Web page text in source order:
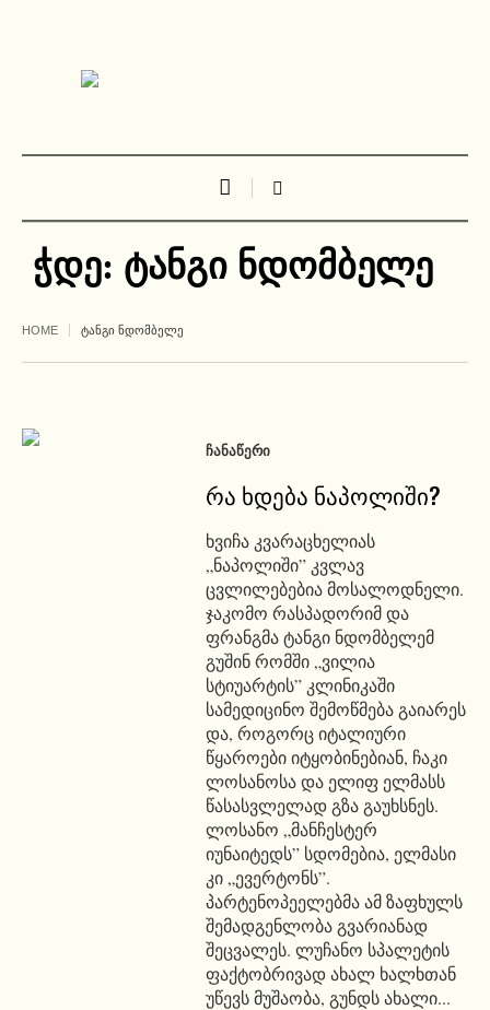
ჭდე: ტანგი ნდომბელე
HOME ᲢᲐᲜᲒᲘ ᲜᲓᲝᲛᲑᲔᲚᲔ
ᲩᲐᲜᲐᲬᲔᲠᲘ
რა ხდება ნაპოლიში?
ხვიჩა კვარაცხელიას
„ნაპოლიში” კვლავ
ცვლილებებია მოსალოდნელი.
ჯაკომო რასპადორიმ და
ფრანგმა ტანგი ნდომბელემ
გუშინ რომში „ვილია
სტიუარტის” კლინიკაში
სამედიცინო შემოწმება გაიარეს
და, როგორც იტალიური
წყაროები იტყობინებიან, ჩაკი
ლოსანოსა და ელიფ ელმასს
წასასვლელად გზა გაუხსნეს.
ლოსანო „მანჩესტერ
იუნაიტედს” სდომებია, ელმასი
კი „ევერტონს”.
პარტენოპეელებმა ამ ზაფხულს
შემადგენლობა გვარიანად
შეცვალეს. ლუჩანო სპალეტის
ფაქტობრივად ახალ ხალხთან
უწევს მუშაობა, გუნდს ახალი...